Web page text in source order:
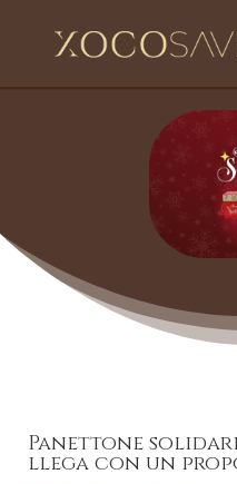
Panettone
llega con un